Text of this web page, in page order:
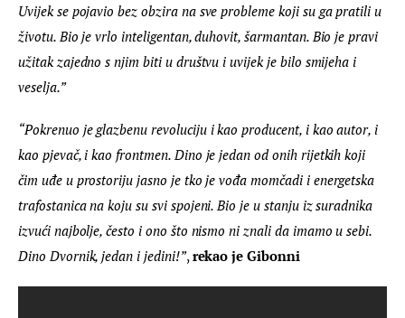
Uvijek se pojavio bez obzira na sve probleme koji su ga pratili u
životu. Bio je vrlo inteligentan, duhovit, šarmantan. Bio je pravi
užitak zajedno s njim biti u društvu i uvijek je bilo smijeha i
veselja.”
“Pokrenuo je glazbenu revoluciju i kao producent, i kao autor, i
kao pjevač, i kao frontmen. Dino je jedan od onih rijetkih koji
čim uđe u prostoriju jasno je tko je vođa momčadi i energetska
trafostanica na koju su svi spojeni. Bio je u stanju iz suradnika
izvući najbolje, često i ono što nismo ni znali da imamo u sebi.
Dino Dvornik, jedan i jedini!”, rekao je Gibonni